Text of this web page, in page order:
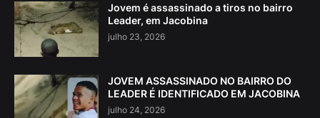
Jovem é assassinado a tiros no bairro
Leader, em Jacobina
julho 23, 2026
JOVEM ASSASSINADO NO BAIRRO DO
LEADER É IDENTIFICADO EM JACOBINA
julho 24, 2026